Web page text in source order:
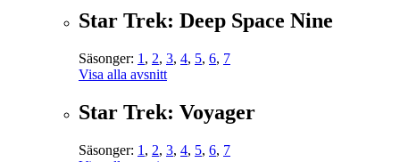
Star Trek: Deep Space Nine
Säsonger: 1 , 2, 3, 4, 5, 6, 7
Visa alla avsnitt
Star Trek: Voyager
Säsonger: 1 , 2, 3, 4, 5, 6, 7